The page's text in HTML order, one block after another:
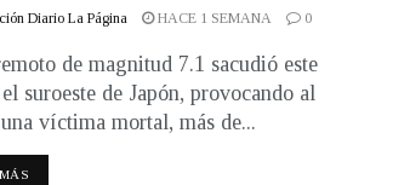
Diario La Página HACE 1 SEMANA 0
de magnitud 7.1 sacudió este
suroeste de Japón, provocando al
víctima mortal, más de...